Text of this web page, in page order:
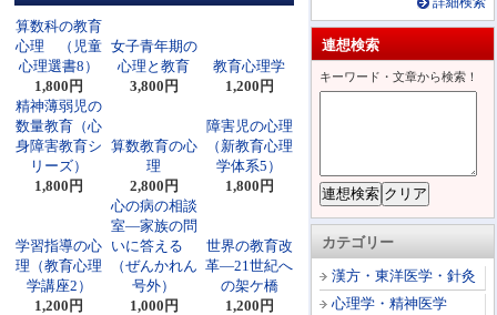
連想検索
キーワード・文章から検索！
カテゴリー
漢方・東洋医学・針灸
心理学・精神医学
算数科の教育
心理 （児童
心理選書8）
1,800円
女子青年期の
心理と教育
3,800円
教育心理学
1,200円
精神薄弱児の
数量教育（心
身障害教育シ
リーズ）
1,800円
算数教育の心
理
2,800円
障害児の心理
（新教育心理
学体系5）
1,800円
学習指導の心
理（教育心理
学講座2）
1,200円
心の病の相談
室―家族の問
いに答える
（ぜんかれん
号外）
1,000円
世界の教育改
革―21世紀へ
の架ケ橋
1,200円